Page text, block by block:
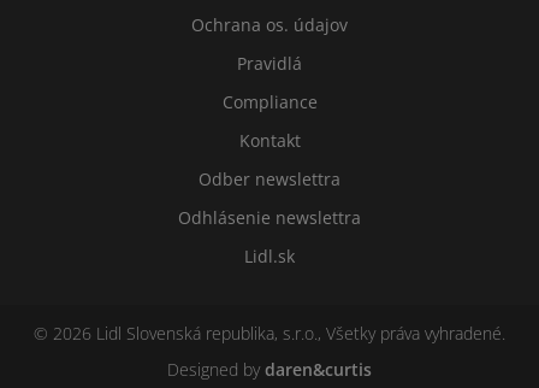
Ochrana os. údajov
Pravidlá
Compliance
Kontakt
Odber newslettra
Odhlásenie newslettra
Lidl.sk
© 2026 Lidl Slovenská republika, s.r.o., Všetky práva vyhradené.
Designed bydaren&curtis